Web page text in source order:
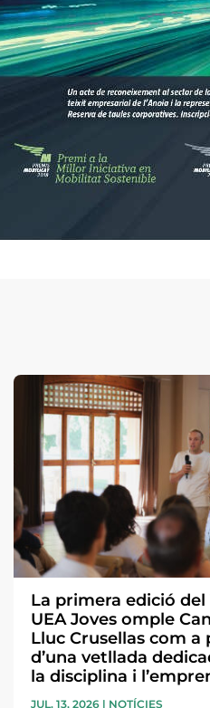
La primera edició del
UEA Joves omple
Lluc Crusellas com
d’una vetllada
la disciplina i
JUL. 13, 2026| NOTÍCIES